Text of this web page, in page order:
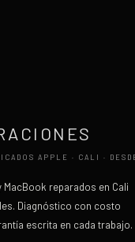
APPLE · CALI ·
MacBook reparados en Cali
Diagnóstico con costo
escrita en cada trabajo.